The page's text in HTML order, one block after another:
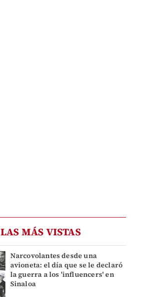
LAS MÁS VISTAS
Narcovolantes desde una
avioneta: el día que se le declaró
la guerra a los 'influencers' en
Sinaloa